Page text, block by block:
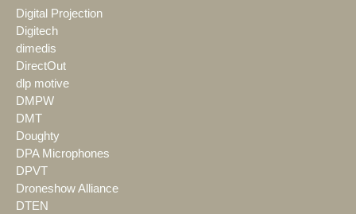
Digital Projection
Digitech
dimedis
DirectOut
dlp motive
DMPW
DMT
Doughty
DPA Microphones
DPVT
Droneshow Alliance
DTEN